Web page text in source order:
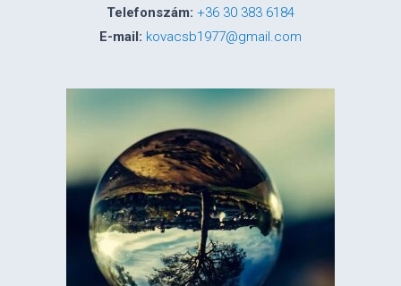
Telefonszám: +36 30 383 6184
E-mail: kovacsb1977@gmail.com